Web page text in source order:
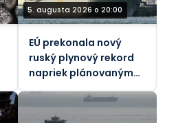
5. augusta 2026 o 20:00
EÚ prekonala nový
ruský plynový rekord
napriek plánovaným
zákazom – údaje